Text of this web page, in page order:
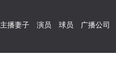
主播妻子 演员 球员 广播公司